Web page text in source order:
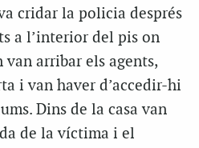
cridar la policia després
a l’interior del pis on
arribar els agents,
i van haver d’accedir-hi
Dins de la casa van
de la víctima i el